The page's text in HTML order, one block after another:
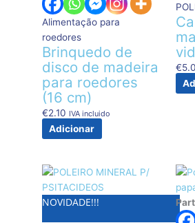
Alimentação para
roedores
Brinquedo de
disco de madeira
para roedores
(16 cm)
€2.10 IVA incluido
Adicionar
€
NOVIDADE!!!
Price
This